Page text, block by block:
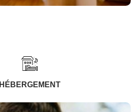
HÉBERGEMENT